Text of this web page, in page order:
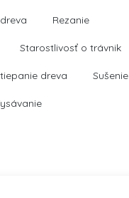
Rezanie
Starostlivosť o trávnik
dreva Sušenie